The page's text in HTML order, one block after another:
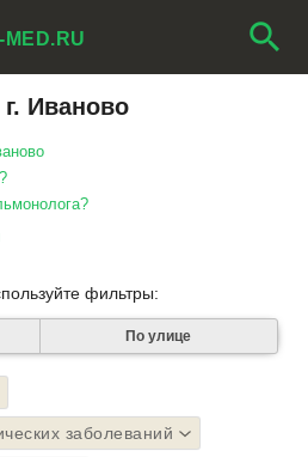
MED.RU search
Иваново
фильтры:
По улице
заболеваний